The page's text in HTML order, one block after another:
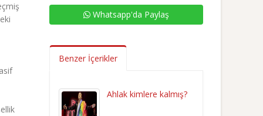
Whatsapp'da Paylaş
Benzer İçerikler
Ahlak kimlere kalmış?